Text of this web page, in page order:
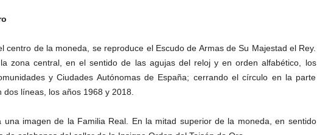
centro de la moneda, se reproduce el Escudo de Armas de Su Majestad el Rey.
zona central, en el sentido de las agujas del reloj y en orden alfabético, los
y Ciudades Autónomas de España; cerrando el círculo en la parte
líneas, los años 1968 y 2018.
una imagen de la Familia Real. En la mitad superior de la moneda, en sentido